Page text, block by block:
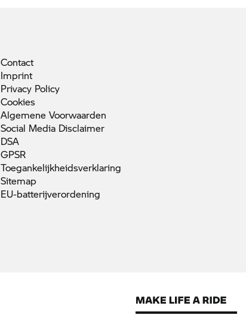
Contact
Imprint
Privacy Policy
Cookies
Algemene Voorwaarden
Social Media Disclaimer
DSA
GPSR
Toegankelijkheidsverklaring
Sitemap
EU-batterijverordening